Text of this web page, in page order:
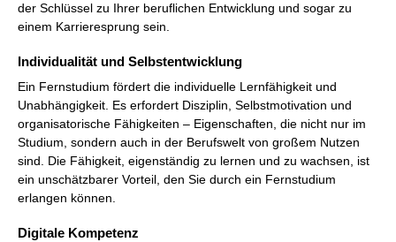
der Schlüssel zu Ihrer beruflichen Entwicklung und sogar zu
einem Karrieresprung sein.
Individualität und Selbstentwicklung
Ein Fernstudium fördert die individuelle Lernfähigkeit und
Unabhängigkeit. Es erfordert Disziplin, Selbstmotivation und
organisatorische Fähigkeiten – Eigenschaften, die nicht nur im
Studium, sondern auch in der Berufswelt von großem Nutzen
sind. Die Fähigkeit, eigenständig zu lernen und zu wachsen, ist
ein unschätzbarer Vorteil, den Sie durch ein Fernstudium
erlangen können.
Digitale Kompetenz